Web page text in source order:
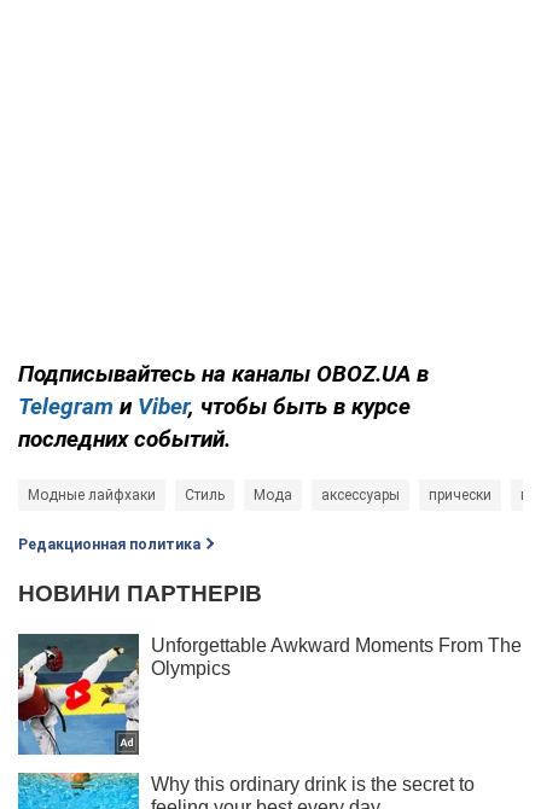
Подписывайтесь на каналы OBOZ.UA в
Telegram и Viber, чтобы быть в курсе
последних событий.
Модные лайфхаки Стиль Мода аксессуары прически
Редакционная политика